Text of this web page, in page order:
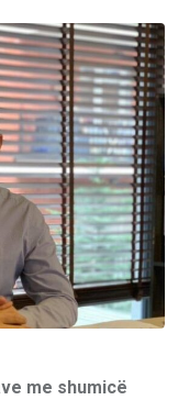
me shumicë